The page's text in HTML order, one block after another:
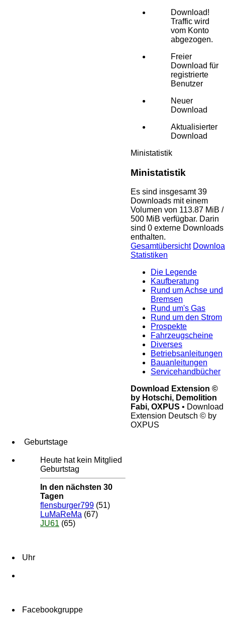
Download!
Traffic wird
vom Konto
abgezogen.
Freier
Download für
registrierte
Benutzer
Neuer
Download
Aktualisierter
Download
Ministatistik
Ministatistik
Es sind insgesamt 39
Downloads mit einem
Volumen von 113.87 MiB /
500 MiB verfügbar. Darin
sind 0 externe Downloads
enthalten.
Gesamtübersicht
Statistiken
Die Legende
Kaufberatung
Rund um Achse und
Bremsen
Rund um's Gas
Rund um den Strom
Prospekte
Fahrzeugscheine
Diverses
Betriebsanleitungen
Bauanleitungen
Servicehandbücher
Download Extension ©
by Hotschi, Demolition
Fabi, OXPUS • Download
Extension Deutsch © by
OXPUS
Geburtstage
Heute hat kein Mitglied
Geburtstag
In den nächsten 30
Tagen
flensburger799 (51)
LuMaReMa (67)
JU61 (65)
Uhr
Facebookgruppe